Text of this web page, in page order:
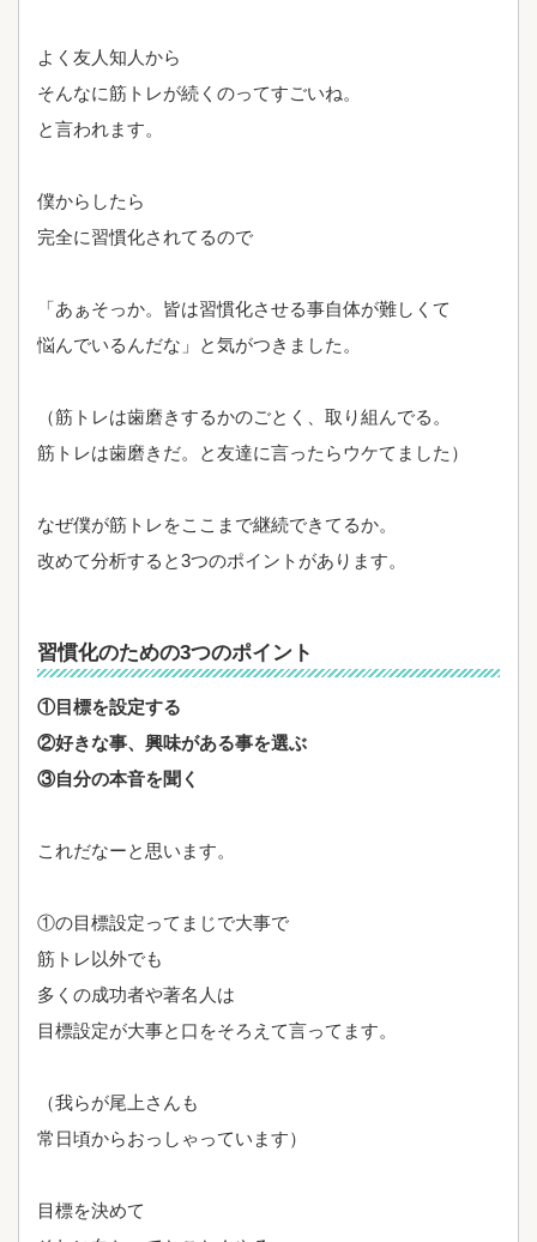
よく友人知人から
そんなに筋トレが続くのってすごいね。
と言われます。
僕からしたら
完全に習慣化されてるので
「あぁそっか。皆は習慣化させる事自体が難しくて
悩んでいるんだな」と気がつきました。
（筋トレは歯磨きするかのごとく、取り組んでる。
筋トレは歯磨きだ。と友達に言ったらウケてました）
なぜ僕が筋トレをここまで継続できてるか。
改めて分析すると3つのポイントがあります。
習慣化のための3つのポイント
①目標を設定する
②好きな事、興味がある事を選ぶ
③自分の本音を聞く
これだなーと思います。
①の目標設定ってまじで大事で
筋トレ以外でも
多くの成功者や著名人は
目標設定が大事と口をそろえて言ってます。
（我らが尾上さんも
常日頃からおっしゃっています）
目標を決めて